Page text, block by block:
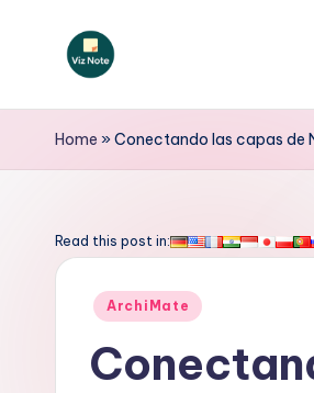
V
iz
o
Home »Conectando las capas de
Read this post in:
Publicado
ArchiMate